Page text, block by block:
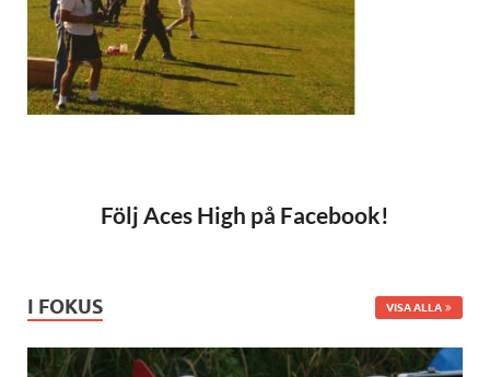
Följ Aces High på Facebook!
I FOKUS VISA ALLA